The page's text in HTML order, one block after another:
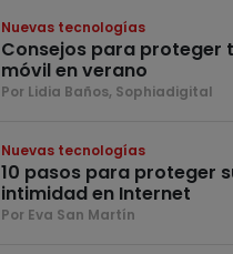
Nuevas tecnologías
Consejos para proteger
móvil en verano
Por Lidia Baños, Sophiadigital
Nuevas tecnologías
10 pasos para proteger
intimidad en Internet
Por Eva San Martín